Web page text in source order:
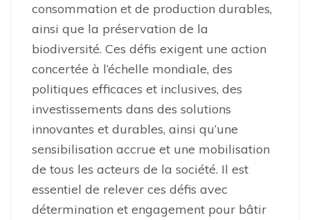
consommation et de production durables,
ainsi que la préservation de la
biodiversité. Ces défis exigent une action
concertée à l’échelle mondiale, des
politiques efficaces et inclusives, des
investissements dans des solutions
innovantes et durables, ainsi qu’une
sensibilisation accrue et une mobilisation
de tous les acteurs de la société. Il est
essentiel de relever ces défis avec
détermination et engagement pour bâtir